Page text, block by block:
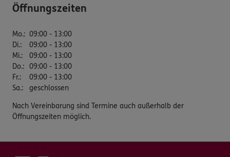
Öffnungszeiten
Mo.: 09:00 - 13:00
Di.:
09:00 - 13:00
Mi.:
09:00 - 13:00
Do.: 09:00 - 13:00
Fr.:
09:00 - 13:00
Sa.: geschlossen
Nach Vereinbarung sind Termine auch außerhalb der
Öffnungszeiten möglich.